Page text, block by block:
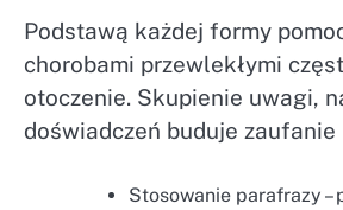
Podstawą każdej formy
chorobami przewlekłymi
otoczenie. Skupienie uwagi,
doświadczeń buduje
Stosowanie parafrazy –